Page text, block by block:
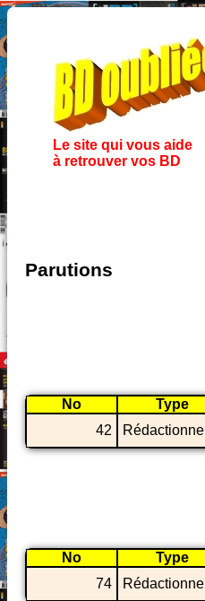
Le site qui vous aide
à retrouver vos BD
Parutions
No Type
42
Rédactionnel
No Type
74
Rédactionnel